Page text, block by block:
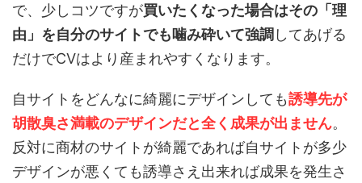
で、少しコツですが買いたくなった場合はその「理
由」を自分のサイトでも噛み砕いて強調 してあげる
だけでCVはより産まれやすくなります。
自サイトをどんなに綺麗にデザインしても誘導先が
胡散臭さ満載のデザインだと全く成果が出ません。
反対に商材のサイトが綺麗であれば自サイトが多少
デザインが悪くても誘導さえ出来れば成果を発生さ